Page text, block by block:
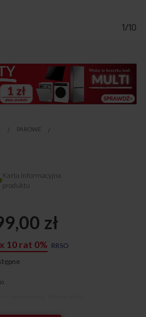
1/10
PAROWE
)
zł
10 rat 0% RRSO
Karta informacyjna
produktu